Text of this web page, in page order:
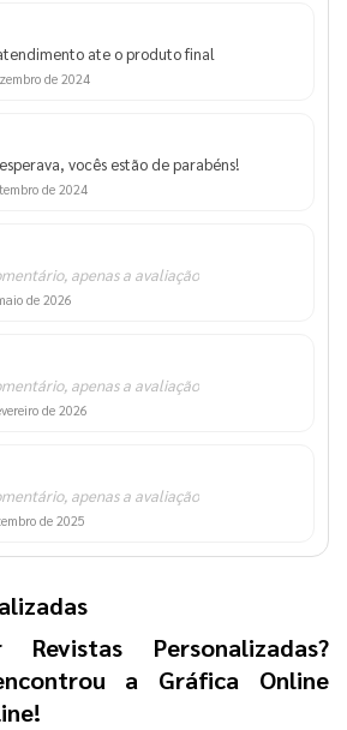
ate o produto final
de 2024
vocês estão de parabéns!
de 2024
apenas a avaliação
de 2026
apenas a avaliação
de 2026
apenas a avaliação
de 2025
Personalizadas?
a Gráfica Online